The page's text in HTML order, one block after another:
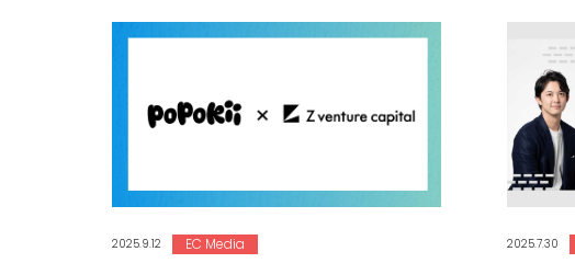
2025.9.12 EC Media 2025.7.30